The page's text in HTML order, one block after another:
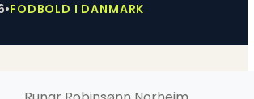
•FODBOLD I DANMARK